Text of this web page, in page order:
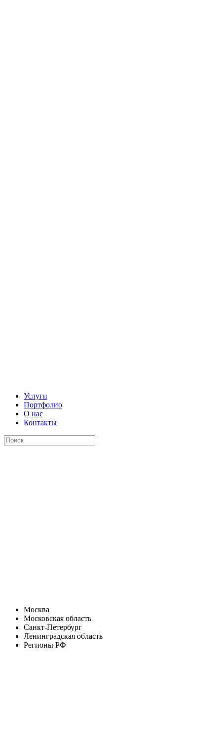
Услуги
Портфолио
О нас
Контакты
Москва
Московская область
Санкт-Петербург
Ленинградская область
Регионы РФ